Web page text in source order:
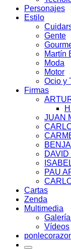
Personajes
Estilo
Gente
Martín
Moda
Motor
Ocio y
Firmas
JUAN
PAU
Cartas
Zenda
Multimedia
Vídeos